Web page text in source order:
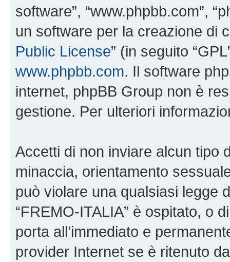
software”, “www.phpbb.com”,
un software per la creazione di
Public License” (in seguito
www.phpbb.com. Il software
internet, phpBB Group non è
gestione. Per ulteriori
Accetti di non inviare alcun tipo
minaccia, orientamento
può violare una qualsiasi legge
“FREMO-ITALIA” è ospitato, o
porta all’immediato e
provider Internet se è ritenuto